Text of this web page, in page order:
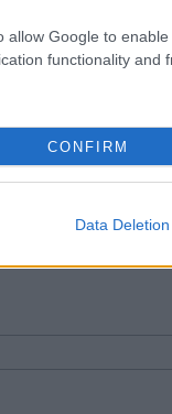
allow Google to
functionality and
CONFIRM
Data Deletion
Invia un
e ricevi le nostre